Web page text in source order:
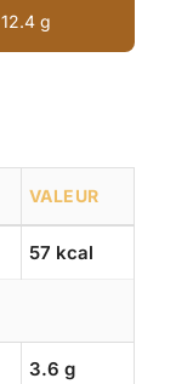
12.4 g
VALEUR
57 kcal
3.6 g